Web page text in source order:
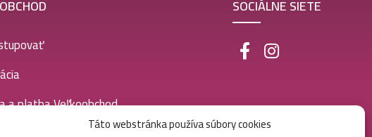
Táto webstránka používa súbory cookies
a platba Veľkoobchod
SOCIÁLNE SIETE